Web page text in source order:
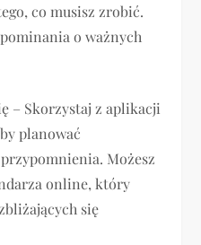
co musisz zrobić.
o ważnych
– Skorzystaj z aplikacji
planować
Możesz
online, który
się